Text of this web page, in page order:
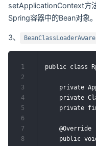
setApplicationContext方
Spring容器中的Bean对象。
3、 BeanClassLoaderAware
public class
private
private
private
    @Override
public
1
2
3
4
5
6
7
8